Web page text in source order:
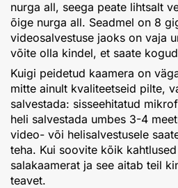
nurga all, seega peate lihtsalt
õige nurga all. Seadmel on 8
videosalvestuse jaoks on vaja
võite olla kindel, et saate
Kuigi peidetud kaamera on
mitte ainult kvaliteetseid pilte,
salvestada: sisseehitatud
heli salvestada umbes 3-4
video- või helisalvestusele
teha. Kui soovite kõik
salakaamerat ja see aitab teil
teavet.